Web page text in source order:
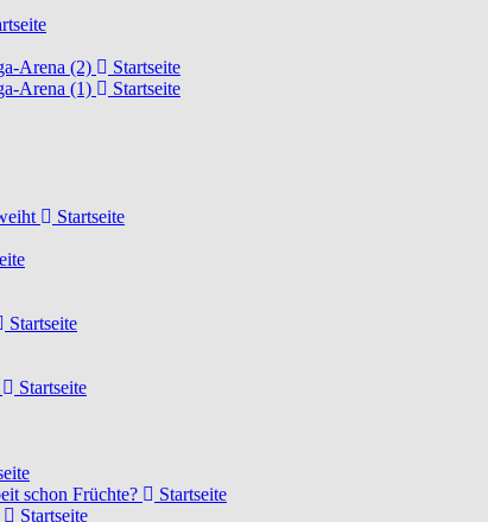
Arena (2)
Startseite
Arena (1)
Startseite
Startseite
Startseite
Startseite
schon Früchte?
Startseite
Startseite